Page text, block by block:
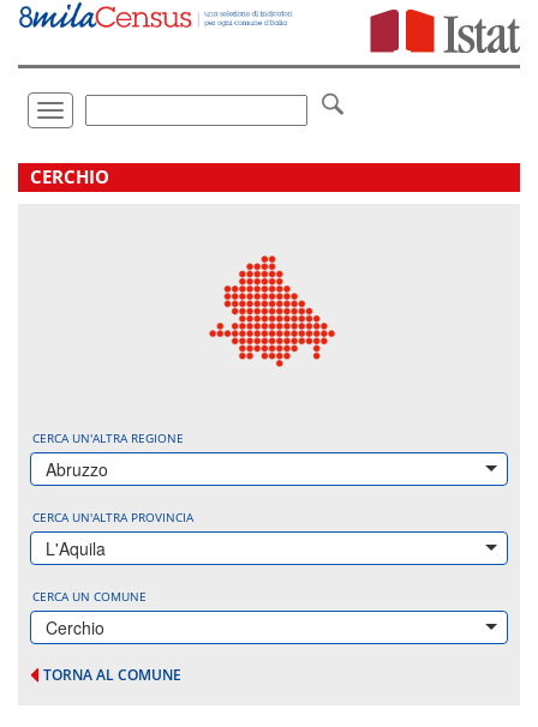
Vai
direttamente
Toggle
navigation
.
CERCHIO
CERCA UN'ALTRA REGIONE
Abruzzo
CERCA UN'ALTRA PROVINCIA
L'Aquila
CERCA UN COMUNE
Cerchio
TORNA AL COMUNE